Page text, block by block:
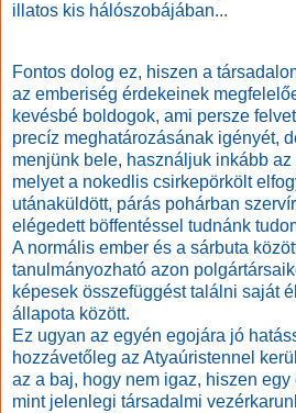
illatos kis hálószobájában...
Fontos dolog ez, hiszen a
az emberiség érdekeinek
kevésbé boldogok, ami persze
precíz meghatározásának igényét,
menjünk bele, használjuk inkább
melyet a nokedlis csirkepörkölt
utánaküldött, párás pohárban
elégedett böffentéssel tudnánk
A normális ember és a sárbuta
tanulmányozható azon
képesek összefüggést találni saját
állapota között.
Ez ugyan az egyén egojára jó
hozzávetőleg az Atyaúristennel
az a baj, hogy nem igaz, hiszen
mint jelenlegi társadalmi